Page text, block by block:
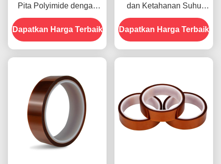
Pita Polyimide dengan
Resistensi Tegangan
1000V
Dapatkan Harga Terbaik
dan Ketahanan Suhu
-10C-80C Metode
Pembayaran Kartu Kredit
untuk Model Sebelumnya
Dapatkan Harga Terbaik